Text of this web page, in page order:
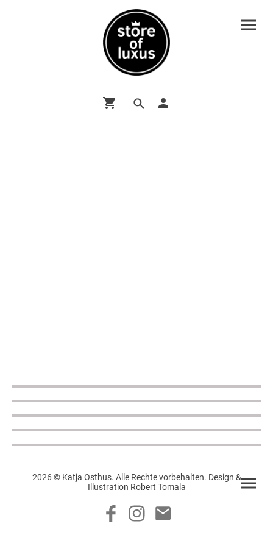
2026 © Katja Osthus. Alle Rechte vorbehalten. Design &
Illustration Robert Tomala